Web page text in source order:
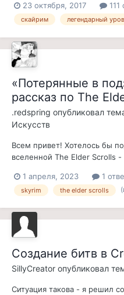
Ривервуда.
23 октября, 2017 111
скайрим легендарный
«Потерянные в
рассказ по The
.redspring опубликовал
Искусств
Всем привет! Хотелось бы
вселенной The Elder Scrolls
безжалостные морозы, а
прощает даже малейших
1 апреля, 2023 1
skyrim the elder scrolls
Создание битв в
SillyCreator опубликовал
Ситуация такова - я решил